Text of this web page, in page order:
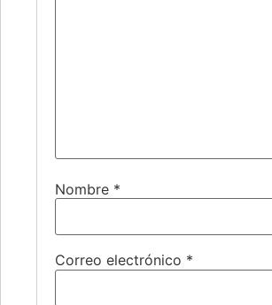
Nombre *
Correo electrónico *